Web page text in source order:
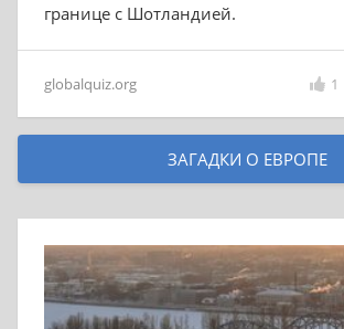
границе с Шотландией.
globalquiz.org 1
ЗАГАДКИ О ЕВРОПЕ